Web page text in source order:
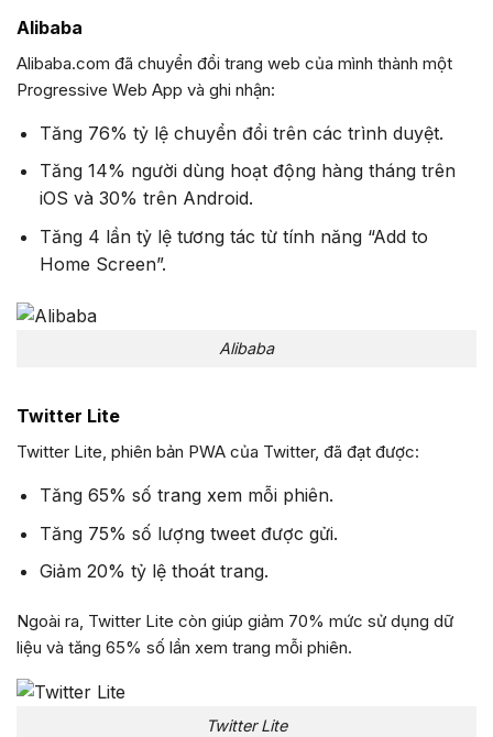
Alibaba
Alibaba.com đã chuyển đổi trang web của mình thành một
Progressive Web App và ghi nhận:
Tăng 76% tỷ lệ chuyển đổi trên các trình duyệt.
Tăng 14% người dùng hoạt động hàng tháng trên
iOS và 30% trên Android.
Tăng 4 lần tỷ lệ tương tác từ tính năng “Add to
Home Screen”.
Alibaba
Twitter Lite
Twitter Lite, phiên bản PWA của Twitter, đã đạt được:
Tăng 65% số trang xem mỗi phiên.
Tăng 75% số lượng tweet được gửi.
Giảm 20% tỷ lệ thoát trang.
Ngoài ra, Twitter Lite còn giúp giảm 70% mức sử dụng dữ
liệu và tăng 65% số lần xem trang mỗi phiên.
Twitter Lite